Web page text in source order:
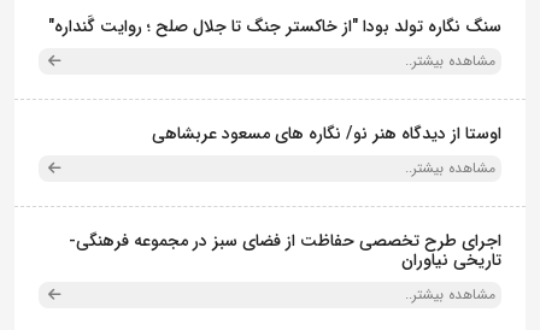
سنگ نگاره تولد بودا "از خاکستر جنگ تا جلال صلح ؛ روایت گَنداره"
مشاهده بیشتر..
اوستا از دیدگاه هنر نو/ نگاره های مسعود عربشاهی
مشاهده بیشتر..
اجرای طرح تخصصی حفاظت از فضای سبز در مجموعه فرهنگی-
تاریخی نیاوران
مشاهده بیشتر..